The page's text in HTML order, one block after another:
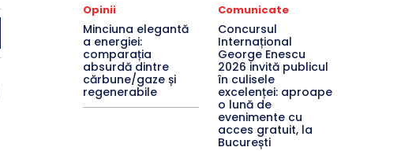
Opinii
Minciuna elegantă
a energiei:
comparația
absurdă dintre
cărbune/gaze și
regenerabile
Comunicate
Concursul
Internațional
George Enescu
2026 invită publicul
în culisele
excelenței: aproape
o lună de
evenimente cu
acces gratuit, la
București